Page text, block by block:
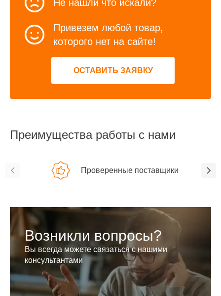
Не нашли что искали?
Привезем любой товар,
которого нет на сайте!
ОСТАВИТЬ ЗАЯВКУ
Преимущества работы с нами
Проверенные поставщики
Возникли вопросы?
Вы всегда можете связаться с нашими
консультантами